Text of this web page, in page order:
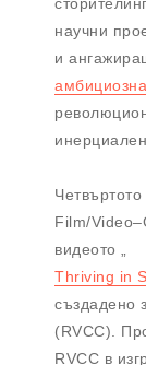
научни
и
инерциален
Film/
видеото „
Thriving in
създадено
(RVCC).
RVCC в